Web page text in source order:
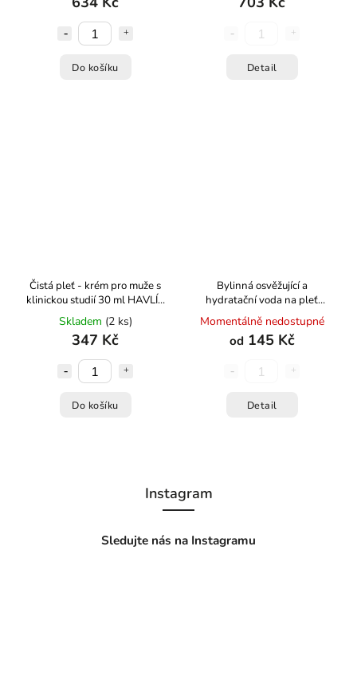
Do košíku Detail
Čistá pleť - krém pro muže s
klinickou studií 30 ml HAVLÍK
APOTÉKA
Skladem (2 ks)
347 Kč
Do košíku
Bylinná osvěžující a
hydratační voda na pleť
HAVLÍK APOTÉKA
Momentálně nedostupné
od145 Kč
Detail
Instagram
Sledujte nás na Instagramu